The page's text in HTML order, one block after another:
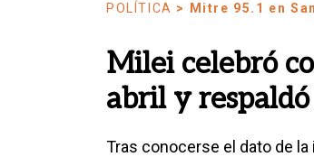
POLÍTICA > Mitre 95.1 en
Milei celebró
abril y
Tras conocerse el dato de